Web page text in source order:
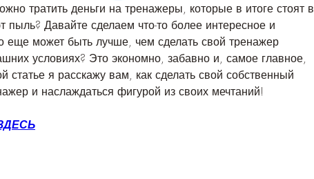
тратить деньги на тренажеры, которые в итоге стоят в
пыль? Давайте сделаем что-то более интересное и
еще может быть лучше, чем сделать свой тренажер
условиях? Это экономно, забавно и, самое главное,
статье я расскажу вам, как сделать свой собственный
и наслаждаться фигурой из своих мечтаний!